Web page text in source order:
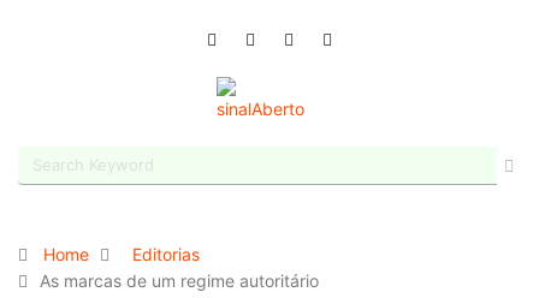
Home
Editorias
As marcas de um regime autoritário